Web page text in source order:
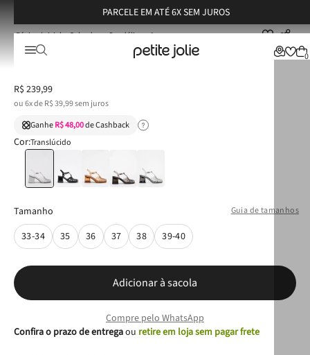
PARCELE EM ATÉ 6X SEM JUROS
0
Calçados Sandálias Sandália Petite Jolie Amora II Translúcido PJ7455
Sandália Petite Jolie Amora II Translúcido PJ7455
R$ 239,99
ou6x deR$39,99sem juros
GanheR$ 48,00de Cashback
Cor:Translúcido
Guia de tamanhos
Tamanho
33-34
35 36 37 38 39-40
Adicionar à sacola
Compre pelo WhatsApp
Confira o prazo de entregaou retire em loja sem pagar frete